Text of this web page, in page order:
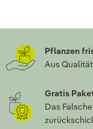
Pflanzen
Aus
Gratis
Das